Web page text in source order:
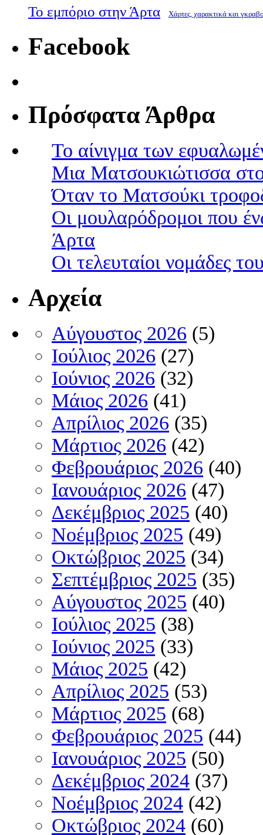
Το εμπόριο στην Άρτα Χάρτες, χαρακτικά και
Facebook
Πρόσφατα Άρθρα
Το αίνιγμα των
Μια Ματσουκιώτισσα
Όταν το Ματσούκι
Οι μουλαρόδρομοι που
Άρτα
Οι τελευταίοι νομάδες
Αρχεία
Αύγουστος 2026 (5)
Ιούλιος 2026 (27)
Ιούνιος 2026 (32)
Μάιος 2026 (41)
Απρίλιος 2026 (35)
Μάρτιος 2026 (42)
Φεβρουάριος 2026 (40)
Ιανουάριος 2026 (47)
Δεκέμβριος 2025 (40)
Νοέμβριος 2025 (49)
Οκτώβριος 2025 (34)
Σεπτέμβριος 2025 (35)
Αύγουστος 2025 (40)
Ιούλιος 2025 (38)
Ιούνιος 2025 (33)
Μάιος 2025 (42)
Απρίλιος 2025 (53)
Μάρτιος 2025 (68)
Φεβρουάριος 2025 (44)
Ιανουάριος 2025 (50)
Δεκέμβριος 2024 (37)
Νοέμβριος 2024 (42)
Οκτώβριος 2024 (60)